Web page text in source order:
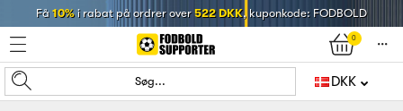
Få 10%i rabat på ordrer over522 DKK, kuponkode: FODBOLD
0
󰄒
Søg... DKK